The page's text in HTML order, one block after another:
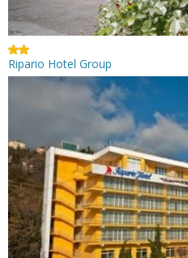
Ripario Hotel Group